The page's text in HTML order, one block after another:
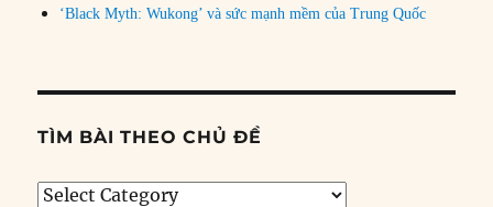
‘Black Myth: Wukong’ và sức mạnh mềm của Trung Quốc
TÌM BÀI THEO CHỦ ĐỀ
Tìm